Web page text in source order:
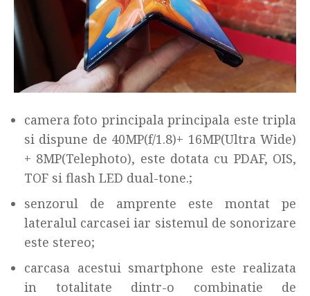
camera foto principala principala este tripla
si dispune de 40MP(f/1.8)+ 16MP(Ultra Wide)
+ 8MP(Telephoto), este dotata cu PDAF, OIS,
TOF si flash LED dual-tone.;
senzorul de amprente este montat pe
lateralul carcasei iar sistemul de sonorizare
este stereo;
carcasa acestui smartphone este realizata
in totalitate dintr-o combinatie de